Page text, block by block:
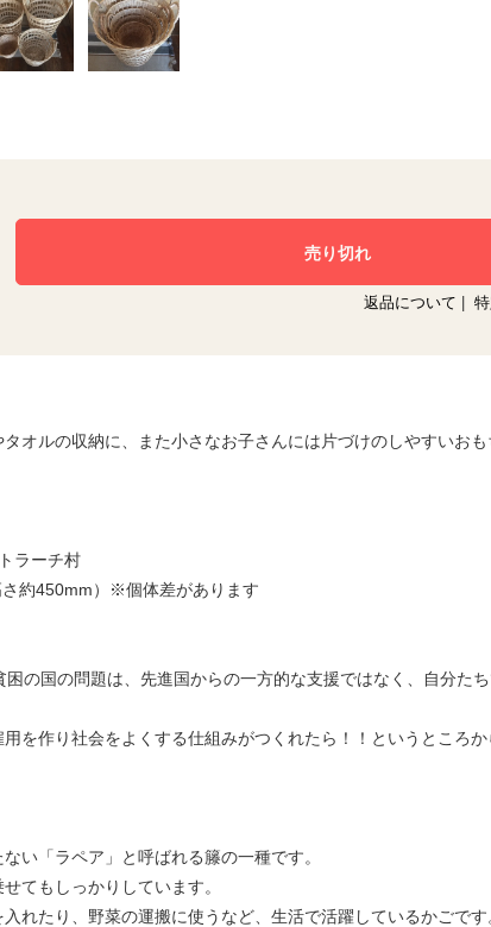
返品について
オルの収納に、また小さなお子さんには片づけのしやすいお
ラーチ村
約450mm）※個体差があります
の国の問題は、先進国からの一方的な支援ではなく、自分た
を作り社会をよくする仕組みがつくれたら！！というところ
い「ラペア」と呼ばれる籐の一種です。
てもしっかりしています。
れたり、野菜の運搬に使うなど、生活で活躍しているかごです